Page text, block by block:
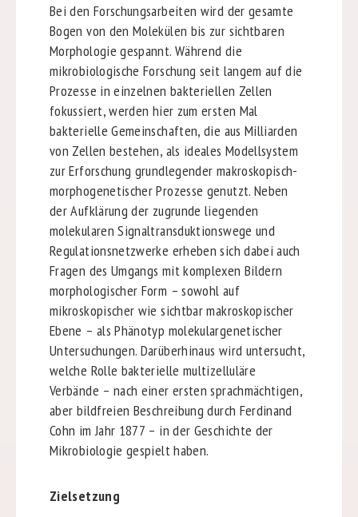
Bei den Forschungsarbeiten wird der gesamte
Bogen von den Molekülen bis zur sichtbaren
Morphologie gespannt. Während die
mikrobiologische Forschung seit langem auf die
Prozesse in einzelnen bakteriellen Zellen
fokussiert, werden hier zum ersten Mal
bakterielle Gemeinschaften, die aus Milliarden
von Zellen bestehen, als ideales Modellsystem
zur Erforschung grundlegender makroskopisch-
morphogenetischer Prozesse genutzt. Neben
der Aufklärung der zugrunde liegenden
molekularen Signaltransduktionswege und
Regulationsnetzwerke erheben sich dabei auch
Fragen des Umgangs mit komplexen Bildern
morphologischer Form – sowohl auf
mikroskopischer wie sichtbar makroskopischer
Ebene – als Phänotyp molekulargenetischer
Untersuchungen. Darüberhinaus wird untersucht,
welche Rolle bakterielle multizelluläre
Verbände – nach einer ersten sprachmächtigen,
aber bildfreien Beschreibung durch Ferdinand
Cohn im Jahr 1877 – in der Geschichte der
Mikrobiologie gespielt haben.
Zielsetzung